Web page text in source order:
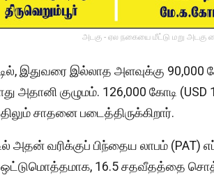
அடகு - ஏல நகையை மீட்டு மறு அடகு
இதுவரை இல்லாத அளவுக்கு 90,000
குழுமம். 126,000 கோடி (USD
சாதனை படைத்திருக்கிறார்.
வரிக்குப் பிந்தைய லாபம் (PAT)
ஒட்டுமொத்தமாக, 16.5 சதவீதத்தை